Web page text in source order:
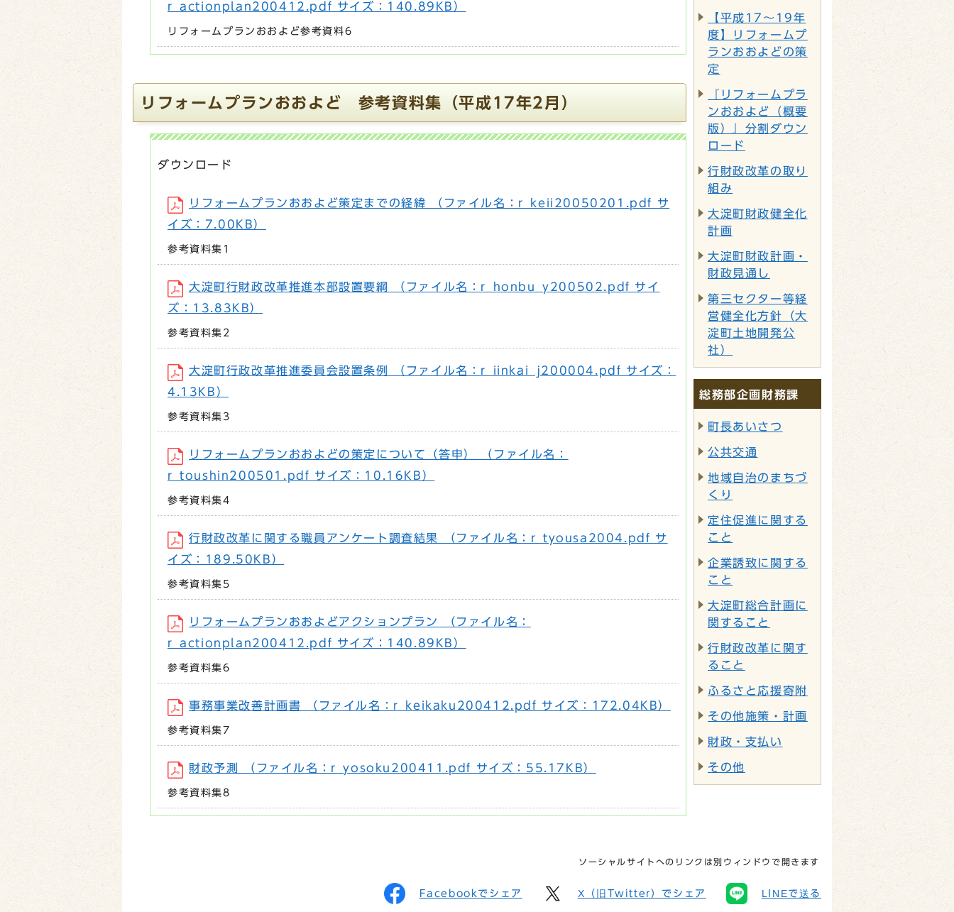
r_actionplan200412.pdf サイズ：140.89KB）
リフォームプランおおよど参考資料6
リフォームプランおおよど 参考資料集（平成17年2月）
ダウンロード
リフォームプランおおよど策定までの経緯 （ファイル名：r_keii20050201.pdf サ
イズ：7.00KB）
参考資料集1
大淀町行財政改革推進本部設置要綱 （ファイル名：r_honbu_y200502.pdf サイ
ズ：13.83KB）
参考資料集2
大淀町行政改革推進委員会設置条例 （ファイル名：r_iinkai_j200004.pdf サイズ：
4.13KB）
参考資料集3
リフォームプランおおよどの策定について（答申） （ファイル名：
r_toushin200501.pdf サイズ：10.16KB）
参考資料集4
行財政改革に関する職員アンケート調査結果 （ファイル名：r_tyousa2004.pdf サ
イズ：189.50KB）
参考資料集5
リフォームプランおおよどアクションプラン （ファイル名：
r_actionplan200412.pdf サイズ：140.89KB）
参考資料集6
事務事業改善計画書 （ファイル名：r_keikaku200412.pdf サイズ：172.04KB）
参考資料集7
財政予測 （ファイル名：r_yosoku200411.pdf サイズ：55.17KB）
参考資料集8
【平成17～19年
度】リフォームプ
ランおおよどの策
定
『リフォームプラ
ンおおよど（概要
版）』分割ダウン
ロード
行財政改革の取り
組み
大淀町財政健全化
計画
大淀町財政計画・
財政見通し
第三セクター等経
営健全化方針（大
淀町土地開発公
社）
総務部企画財務課
町長あいさつ
公共交通
地域自治のまちづ
くり
定住促進に関する
こと
企業誘致に関する
こと
大淀町総合計画に
関すること
行財政改革に関す
ること
ふるさと応援寄附
その他施策・計画
財政・支払い
その他
ソーシャルサイトへのリンクは別ウィンドウで開きます
Facebookでシェア X（旧Twitter）でシェア LINEで送る